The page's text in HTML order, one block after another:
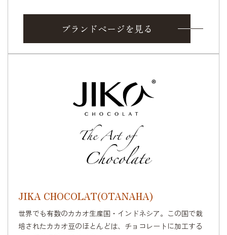
ブランドページを見る
JIKA CHOCOLAT(OTANAHA)
世界でも有数のカカオ生産国・インドネシア。この国で栽
培されたカカオ豆のほとんどは、チョコレートに加工する